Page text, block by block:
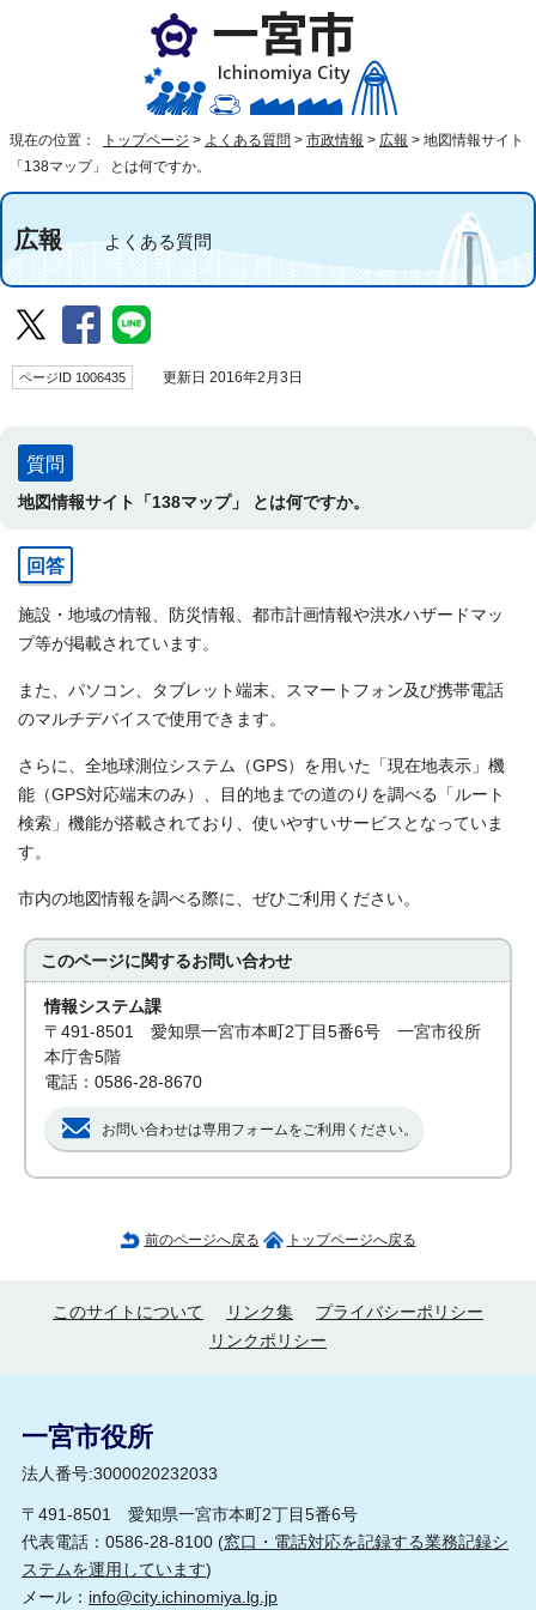
現在の位置： トップページ > よくある質問 > 市政情報 > 広報 > 地図情報サイト
「138マップ」 とは何ですか。
広報よくある質問
ページID 1006435 更新日 2016年2月3日
質問
地図情報サイト「138マップ」 とは何ですか。
回答
施設・地域の情報、防災情報、都市計画情報や洪水ハザードマッ
プ等が掲載されています。
また、パソコン、タブレット端末、スマートフォン及び携帯電話
のマルチデバイスで使用できます。
さらに、全地球測位システム（GPS）を用いた「現在地表示」機
能（GPS対応端末のみ）、目的地までの道のりを調べる「ルート
検索」機能が搭載されており、使いやすいサービスとなっていま
す。
市内の地図情報を調べる際に、ぜひご利用ください。
このページに関するお問い合わせ
情報システム課
〒491-8501 愛知県一宮市本町2丁目5番6号 一宮市役所
本庁舎5階
電話：0586-28-8670
お問い合わせは専用フォームをご利用ください。
前のページへ戻る トップページへ戻る
このサイトについて リンク集
プライバシーポリシー
リンクポリシー
一宮市役所
法人番号:3000020232033
〒491-8501 愛知県一宮市本町2丁目5番6号
代表電話：0586-28-8100 (窓口・電話対応を記録する業務記録シ
ステムを運用しています)
メール： info@city.ichinomiya.lg.jp